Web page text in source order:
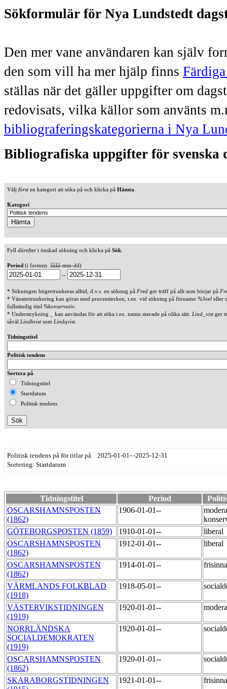
Sökformulär för Nya Lundstedt
Den mer vane användaren kan själv
den som vill ha mer hjälp finns
ställas när det gäller uppgifter om
redovisats, vilka källor som använts
bibliograferingskategorierna i Nya
Bibliografiska uppgifter för svenska
Välj försten kategori att söka på och klicka på Hämta
Kategori
Fyll därefteri önskad sökning och klicka på Sök
Period (i formen: åååå-mm-dd)
--
* Sökningen högertrunkeras alltid, d.v.s. en söknng på Fred ger träff på allt som börjar på
* Vänstertrunkering kan göras med procenttecken, t.ex. vid sökning på förnamn %Joel eller
fullständig titel %konservativ
* Understrykning _ kan användas för att söka t.ex. namn stavade på olika sätt. Lind_vistger
såväl Lindkvistsom Lindqvist.
Tidningstitel
Politisk tendens
Sortera på
Tidningstitel
Startdatum
Politisk tendens
Politisk tendens på för titlar på 2025-01-01- -2025-12-31
Sortering: Startdatum
Tidningstitel Period
OSCARSHAMNSPOSTEN
(1862)
1906-01-01--
GÖTEBORGSPOSTEN (1859)
1910-01-01--
liberal
OSCARSHAMNSPOSTEN
(1862)
1912-01-01-- liberal
OSCARSHAMNSPOSTEN
(1862)
1914-01-01--
VÄRMLANDS FOLKBLAD
(1918)
1918-05-01--
VÄSTERVIKSTIDNINGEN
(1919)
1920-01-01--
NORRLÄNDSKA
SOCIALDEMOKRATEN
(1919)
1920-01-01--
OSCARSHAMNSPOSTEN
(1862)
1920-01-01--
SKARABORGSTIDNINGEN
1921-01-01--